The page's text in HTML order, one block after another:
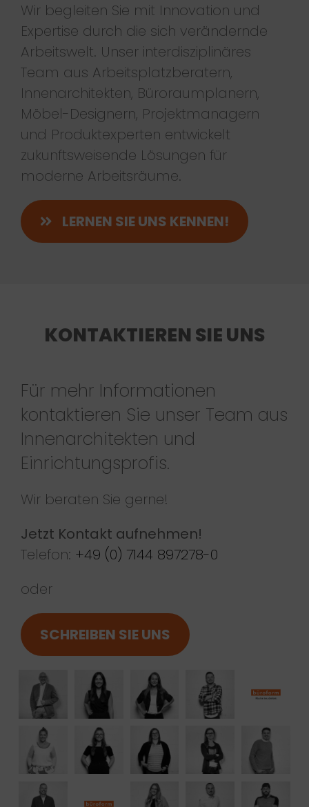
Wir begleiten Sie mit Innovation und
Expertise durch die sich verändernde
Arbeitswelt. Unser interdisziplinäres
Team aus Arbeitsplatzberatern,
Innenarchitekten, Büroraumplanern,
Möbel-Designern, Projektmanagern
und Produktexperten entwickelt
zukunftsweisende Lösungen für
moderne Arbeitsräume.
LERNEN SIE UNS KENNEN!
KONTAKTIEREN SIE UNS
Für mehr Informationen
kontaktieren Sie unser Team aus
Innenarchitekten und
Einrichtungsprofis.
Wir beraten Sie gerne!
Jetzt Kontakt aufnehmen!
Telefon: +49 (0) 7144 897278-0
oder
SCHREIBEN SIE UNS